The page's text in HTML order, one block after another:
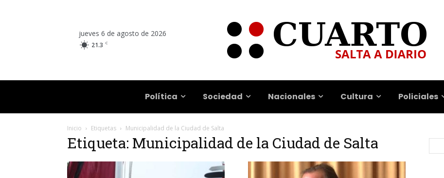
jueves 6 de agosto de 2026
21.3 C
Política Sociedad Nacionales Cultura Policiales
Inicio Etiquetas Municipalidad de la Ciudad de Salta
Etiqueta: Municipalidad de la Ciudad de Salta